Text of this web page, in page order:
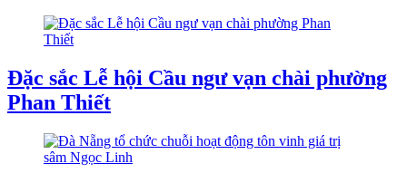
Đặc sắc Lễ hội Cầu ngư vạn chài phường
Phan Thiết